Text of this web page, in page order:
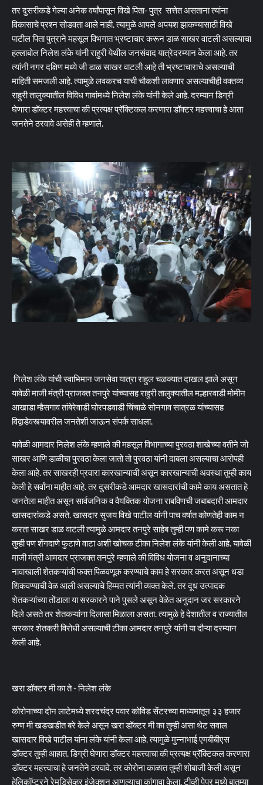
तर दुसरीकडे गेल्या अनेक वर्षांपासून विखे पिता- पुत्र सत्तेत असताना त्यांना
विकासाचे प्रश्न सोडवता आले नाही. त्यामुळे आपले अपयश झाकण्यासाठी विखे
पाटील पिता पुत्राने महसूल विभगात भ्रष्टाचार करून डाळ साखर वाटली असल्याचा
हल्लाबोल निलेश लंके यांनी राहुरी येथील जनसंवाद यात्रेदरम्यान केला आहे. तर
त्यांनी नगर दक्षिण मध्ये जी डाळ साखर वाटली आहे ती भ्रष्टाचाराचे असल्याची
माहिती समजली आहे. त्यामुळे लवकरच याची चौकशी लावणार असल्याचीही वक्तव्य
राहुरी तालुक्यातील विविध गावांमध्ये निलेश लंके यांनी केले आहे. दरम्यान डिग्री
घेणारा डॉक्टर महत्त्वाचा की प्रत्यक्ष प्रॅक्टिकल करणारा डॉक्टर महत्त्वाचा हे आता
जनतेने ठरवावे असेही ते म्हणाले.
निलेश लंके यांची स्वाभिमान जनसेवा यात्रा राहुल चळक्यात दाखल झाले असून
यावेळी माजी मंत्री प्राजक्त तनपुरे यांच्यासह राहुरी तालुक्यातील मल्हारवाडी मोमीन
आखाडा म्हैसगाव तांबेरेवाडी घोरपडवाडी चिंचाळे सोनगाव सात्रळ यांच्यासह
विद्वाडेवस्त्यावरील जनतेशी जाऊन संपर्क साधला.
यावेळी आमदार निलेश लंके म्हणाले की महसूल विभागाच्या पुरवठा शाखेच्या वतीने जो
साखर आणि डाळीचा पुरवठा केला जातो तो पुरवठा यांनी दाबला असल्याचा आरोपही
केला आहे. तर साखरही प्रवारा कारखान्याची असून कारखान्याची अवस्था तुम्ही काय
केली हे सर्वांना माहीत आहे. तर दुसरीकडे आमदार खासदारांची कामे काय असतात हे
जनतेला माहीत असून सार्वजनिक व वैयक्तिक योजना राबविणची जबाबदारी आमदार
खासदारांकडे असते. खासदार सुजय विखे पाटील यांनी पाच वर्षात कोणतेही काम न
करता साखर डाळ वाटली त्यामुळे आमदार तनपुरे साहेब तुम्ही पण कामे करू नका
तुम्ही पण शेंगदाणे फुटाणे वाटा अशी खोचक टीका निलेश लंके यांनी केली आहे. यावेळी
माजी मंत्री आमदार प्राजक्त तनपुरे म्हणाले की विविध योजना व अनुदानाच्या
नावाखाली शेतकऱ्यांची फक्त पिळवणूक करण्याचे काम हे सरकार करत असून धडा
शिकवण्याची वेळ आली असल्याचे हिम्मत त्यांनी व्यक्त केले. तर दूध उत्पादक
शेतकऱ्यांच्या तोंडाला या सरकारने पाने पुसले असून वेळेत अनुदान जर सरकारने
दिले असते तर शेतकऱ्यांना दिलासा मिळाला असता. त्यामुळे हे देशातील व राज्यातील
सरकार शेतकरी विरोधी असल्याची टीका आमदार तनपुरे यांनी या दौऱ्या दरम्यान
केली आहे.
खरा डॉक्टर मी का ते - निलेश लंके
कोरोनाच्या दोन लाटेमध्ये शरदचंद्र पवार कोविड सेंटरच्या माध्यमातून ३३ हजार
रुग्ण मी खडखडीत बरे केले असून खरा डॉक्टर मी का तुम्ही असा थेट सवाल
खासदार विखे पाटील यांना लंके यांनी केला आहे. त्यामुळे मुन्नाभाई एमबीबीएस
डॉक्टर तुम्ही आहात. डिग्री घेणारा डॉक्टर महत्त्वाचा की प्रत्यक्ष प्रॅक्टिकल करणारा
डॉक्टर महत्त्वाचा हे जनतेने ठरवावे. तर कोरोना काळात तुम्ही शोबाजी केली असून
हेलिकॉप्टरने रेमडिसेव्हर इंजेक्शन आणल्याचा कांगावा केला. टीव्ही पेपर मध्ये बातम्या